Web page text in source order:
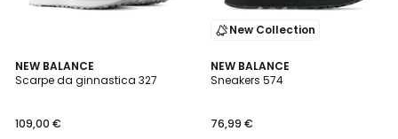
NEW BALANCE
Scarpe da ginnastica 327
109,00 €
4,3
/ 5
New Collection
NEW BALANCE
Sneakers 574
76,99 €
4,4
/ 5